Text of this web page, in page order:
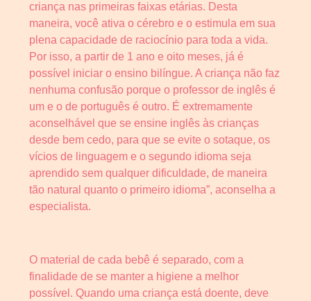
criança nas primeiras faixas etárias. Desta
maneira, você ativa o cérebro e o estimula em sua
plena capacidade de raciocínio para toda a vida.
Por isso, a partir de 1 ano e oito meses, já é
possível iniciar o ensino bilíngue. A criança não faz
nenhuma confusão porque o professor de inglês é
um e o de português é outro. É extremamente
aconselhável que se ensine inglês às crianças
desde bem cedo, para que se evite o sotaque, os
vícios de linguagem e o segundo idioma seja
aprendido sem qualquer dificuldade, de maneira
tão natural quanto o primeiro idioma”, aconselha a
especialista.
O material de cada bebê é separado, com a
finalidade de se manter a higiene a melhor
possível. Quando uma criança está doente, deve